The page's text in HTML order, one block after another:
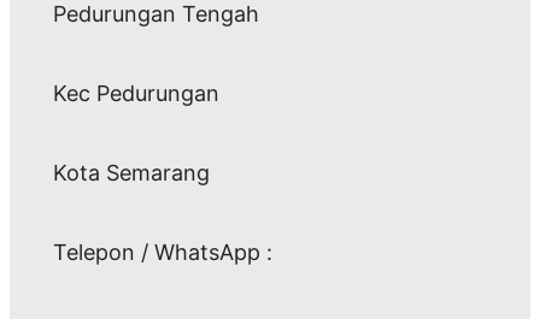
Pedurungan Tengah
Kec Pedurungan
Kota Semarang
Telepon / WhatsApp :